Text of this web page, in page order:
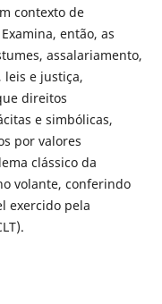
contexto de
então, as
assalariamento,
e justiça,
direitos
e simbólicas,
por valores
clássico da
volante, conferindo
exercido pela